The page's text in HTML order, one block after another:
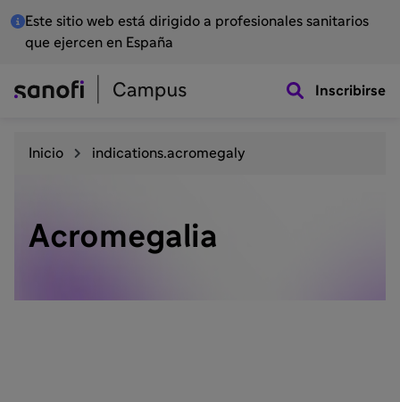
Este sitio web está dirigido a profesionales sanitarios
que ejercen en España
Inscribirse
Inicio indications.acromegaly
Acromegalia